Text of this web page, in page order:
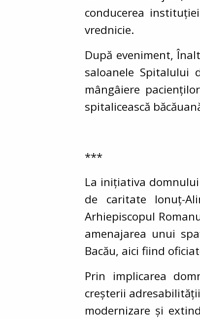
conducerea
vrednicie.
După eveniment,
saloanele Spitalului
mângâiere
spitalicească
***
La inițiativa
de caritate Ionuț-
Arhiepiscopul
amenajarea unui
Bacău, aici fiind
Prin implicarea
creșterii
modernizare și